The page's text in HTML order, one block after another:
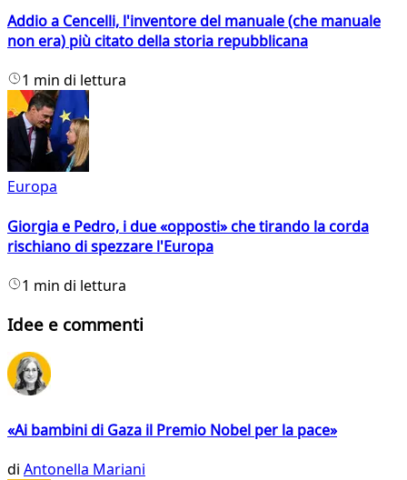
Addio a Cencelli, l'inventore del manuale (che manuale
non era) più citato della storia repubblicana
1 min di lettura
Europa
Giorgia e Pedro, i due «opposti» che tirando la corda
rischiano di spezzare l'Europa
1 min di lettura
Idee e commenti
«Ai bambini di Gaza il Premio Nobel per la pace»
di Antonella Mariani